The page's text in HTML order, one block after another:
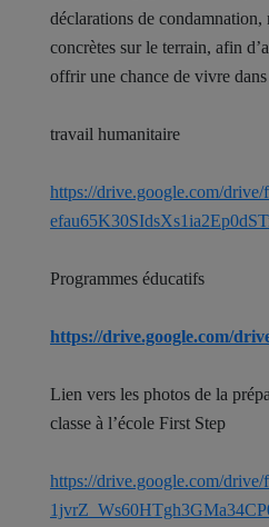
déclarations de condamnation,
concrètes sur le terrain, afin
offrir une chance de vivre
travail humanitaire
https://drive.google.com/drive/
Programmes éducatifs
https://drive.google.com/
Lien vers les photos de la
classe à l’école First Step
https://drive.google.com/